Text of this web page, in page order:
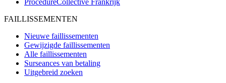
FAILLISSEMENTEN
Nieuwe faillissementen
Gewijzigde faillissementen
Alle faillissementen
Surseances van betaling
Uitgebreid zoeken